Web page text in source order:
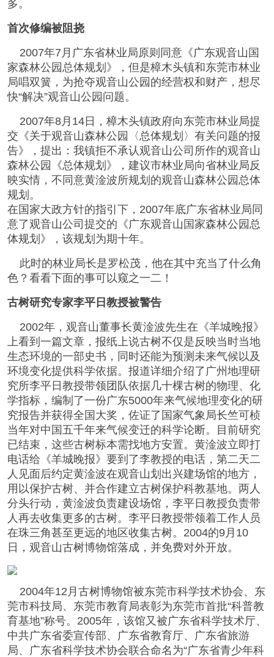
多。
首次修编被阻挠
2007年7月广东省林业局原则同意《广东观音山国
家森林公园总体规划》，但是樟木头镇和东莞市林业
局唱双簧，为抢夺观音山公园的经营权和财产，想尽
快“解决”观音山公园问题。
2007年8月14日，樟木头镇政府向东莞市林业局提
交《关于观音山森林公园〈总体规划〉有关问题的报
告》，提出：我镇拒不承认观音山公司所作的观音山
森林公园《总体规划》，建议市林业局向省林业局反
映实情，不同意黄淦波所规划的观音山森林公园总体
规划。
在国家大政方针的指引下，2007年底广东省林业局同
意了观音山公司提交的《广东观音山国家森林公园总
体规划》，该规划为期十年。
此时的林业局长是罗松茂，他在其中充当了什么角
色？看看下面的事可以窥之一二！
古树研究专家李平日教授被警告
2002年，观音山董事长黄淦波先生在《羊城晚报》
上看到一篇文章，报纸上说古树不仅是反映当时当地
生态环境的一部史书，同时还能为预测未来气候以及
环境变化提供科学依据。报道详细介绍了广州地理研
究所李平日教授带领团队依据几十棵古树的物理、化
学指标，编制了一份广东5000年来气候地理变化的研
究报告并获得全国大奖，佐证了国家气象局长竺可桢
当年对中国五千年来气候变迁的科学论断。目前研究
已结束，这些古树标本需找地方安置。黄淦波立即打
电话给《羊城晚报》要到了李教授的电话，第二天二
人见面后约定黄淦波在观音山划出兴建场馆的地方，
用以保护古树、并合作建立古树保护科教基地。两人
分头行动，黄淦波负责建设场馆，李平日教授负责带
人再去收集更多的古树。李平日教授带领着工作人员
在珠三角甚至更远的地区收集古树。2004的9月10
日，观音山古树博物馆落成，并免费对外开放。
2004年12月古树博物馆被东莞市科学技术协会、东
莞市科技局、东莞市教育局表彰为东莞市首批“科普教
育基地”称号。2005年，该馆又被广东省科学技术厅、
中共广东省委宣传部、广东省教育厅、广东省旅游
局、广东省科学技术协会联合命名为“广东省青少年科